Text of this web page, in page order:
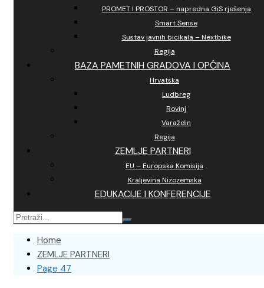
PROMET I PROSTOR – napredna GiS rješenja
Smart Sense
Sustav javnih bicikala – Nextbike
Regija
BAZA PAMETNIH GRADOVA I OPĆINA
Hrvatska
Ludbreg
Rovinj
Varaždin
Regija
ZEMLJE PARTNERI
EU – Europska Komisija
Kraljevina Nizozemska
EDUKACIJE I KONFERENCIJE
Home
ZEMLJE PARTNERI
Page 47